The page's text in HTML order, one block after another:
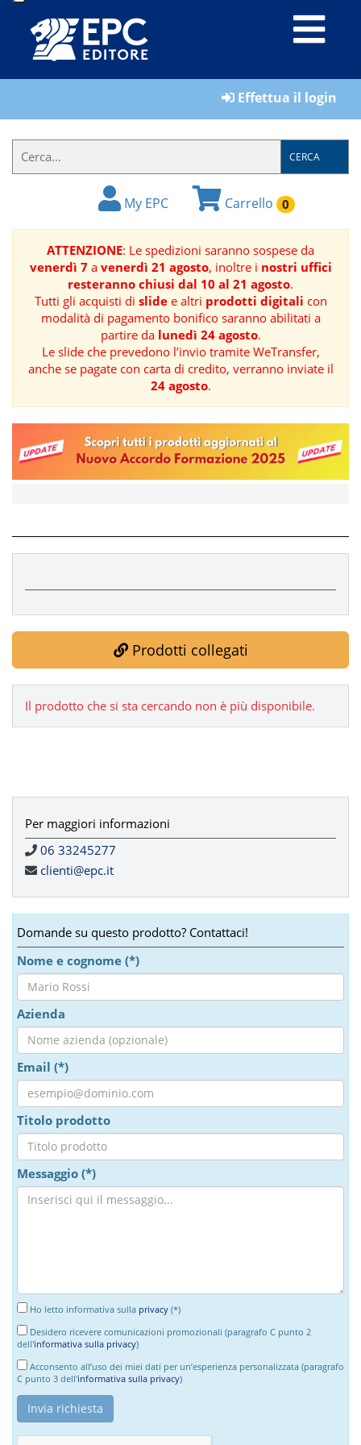
LIBRI
IL
FORMATORE
BOOK
RIVISTE
MANUALISTICA
SOFTWARE
TEMATICHE
Effettua il login
CERCA
My EPC Carrello 0
ATTENZIONE: Le spedizioni saranno sospese da
venerdì 7a venerdì 21 agosto, inoltre i nostri uffici
resteranno chiusi dal 10 al 21 agosto.
Tutti gli acquisti di slidee altri prodotti digitali con
modalità di pagamento bonifico saranno abilitati a
partire da lunedì 24 agosto.
Le slide che prevedono l’invio tramite WeTransfer,
anche se pagate con carta di credito, verranno inviate il
24 agosto.
Prodotti collegati
Il prodotto che si sta cercando non è più disponibile.
Per maggiori informazioni
06 33245277
clienti@epc.it
Domande su questo prodotto? Contattaci!
Nome e cognome (*)
Azienda
Email (*)
Titolo prodotto
Messaggio (*)
Ho letto informativa sulla privacy (*)
Desidero ricevere comunicazioni promozionali (paragrafo C punto 2
dell'informativa sulla privacy)
Acconsento all’uso dei miei dati per un’esperienza personalizzata (paragrafo
C punto 3 dell'informativa sulla privacy)